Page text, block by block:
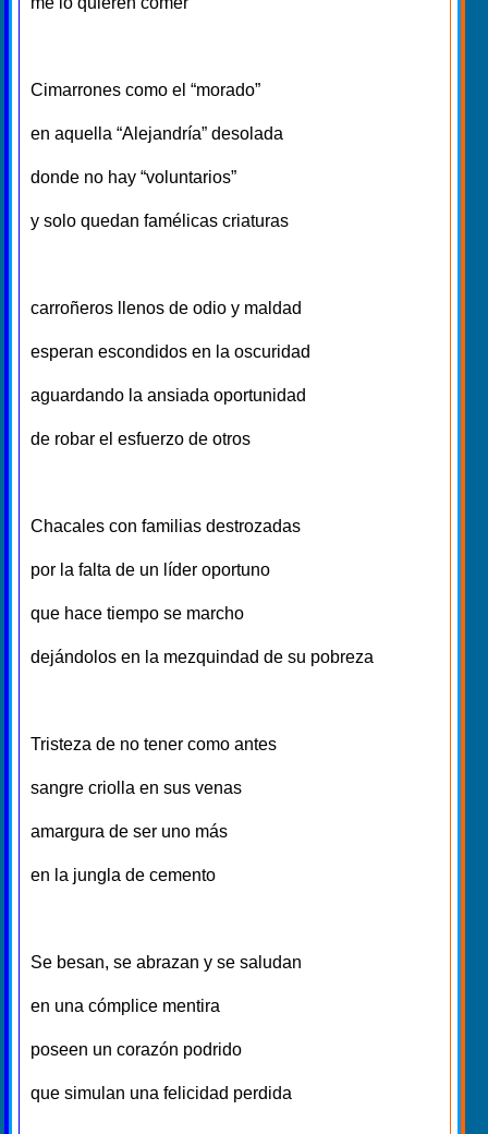
Cimarrones como el “morado”
en aquella “Alejandría” desolada
donde no hay “voluntarios”
y solo quedan famélicas criaturas
carroñeros llenos de odio y maldad
esperan escondidos en la oscuridad
aguardando la ansiada oportunidad
de robar el esfuerzo de otros
Chacales con familias destrozadas
por la falta de un líder oportuno
que hace tiempo se marcho
dejándolos en la mezquindad de su pobreza
Tristeza de no tener como antes
sangre criolla en sus venas
amargura de ser uno más
en la jungla de cemento
Se besan, se abrazan y se saludan
en una cómplice mentira
poseen un corazón podrido
que simulan una felicidad perdida